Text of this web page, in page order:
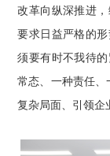
改革向纵深推进
要求日益严格的
须要有时不我待
常态、一种责任、
复杂局面、引领企